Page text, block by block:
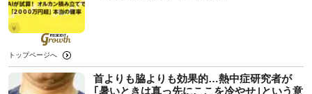
トップページへ
首よりも脇よりも効果的…熱中症研究者が
｢暑いときは真っ先にここを冷やせ｣という意